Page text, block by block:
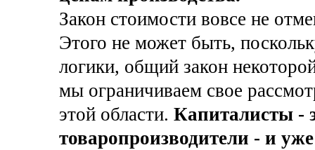
Закон стоимости вовсе не
Этого не может быть,
логики, общий закон
мы ограничиваем свое
этой области. Капиталисты
товаропроизводители - и